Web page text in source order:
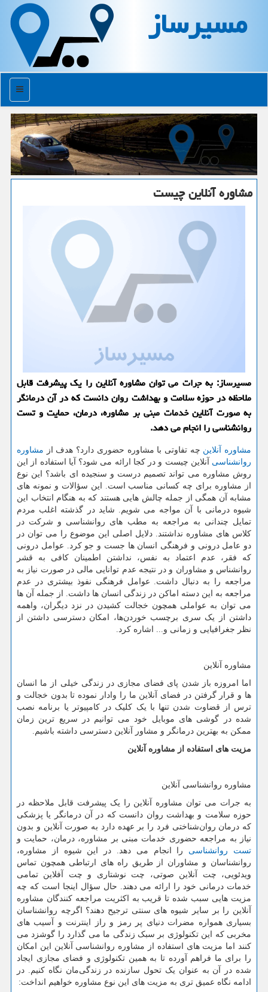
مسیرساز
منو
مشاوره آنلاین چیست
مسیرساز: به جرات می توان مشاوره آنلاین را یك پیشرفت قابل
ملاحظه در حوزه سلامت و بهداشت روان دانست كه در آن درمانگر
به صورت آنلاین خدمات مبنی بر مشاوره، درمان، حمایت و تست
روانشناسی را انجام می دهد.
مشاوره آنلاین چه تفاوتی با مشاوره حضوری دارد؟ هدف از مشاوره
روانشناسی آنلاین چیست و در کجا ارائه می شود؟ آیا استفاده از این
روش مشاوره می تواند تصمیم درست و سنجیده ای باشد؟ این نوع
از مشاوره برای چه کسانی مناسب است. این سؤالات و نمونه های
مشابه آن همگی از جمله چالش هایی هستند که به هنگام انتخاب این
شیوه درمانی با آن مواجه می شویم. شاید در گذشته اغلب مردم
تمایل چندانی به مراجعه به مطب های روانشناسی و شرکت در
کلاس های مشاوره نداشتند. دلایل اصلی این موضوع را می توان در
دو عامل درونی و فرهنگی انسان ها جست و جو کرد. عوامل درونی
که فقر، عدم اعتماد به نفس، نداشتن اطمینان کافی به قشر
روانشناس و مشاوران و در نتیجه عدم توانایی مالی در صورت نیاز به
مراجعه را به دنبال داشت. عوامل فرهنگی نفوذ بیشتری در عدم
مراجعه به این دسته اماکن در زندگی انسان ها داشت. از جمله آن ها
می توان به عواملی همچون خجالت کشیدن در نزد دیگران، واهمه
داشتن از یک سری برچسب خوردن‌ها، امکان دسترسی داشتن از
نظر جغرافیایی و زمانی و... اشاره کرد.
مشاوره آنلاین
اما امروزه باز شدن پای فضای مجازی در زندگی خیلی از ما انسان
ها و قرار گرفتن در فضای آنلاین ما را وادار نموده تا بدون خجالت و
ترس از قضاوت شدن تنها با یک کلیک در کامپیوتر یا برنامه نصب
شده در گوشی های موبایل خود می توانیم در سریع ترین زمان
ممکن به بهترین درمانگر و مشاور آنلاین دسترسی داشته باشیم.
مزیت های استفاده از مشاوره آنلاین
مشاوره روانشناسی آنلاین
به جرات می توان مشاوره آنلاین را یک پیشرفت قابل ملاحظه در
حوزه سلامت و بهداشت روان دانست که در آن درمانگر یا پزشکی
که درمان روان‌شناختی فرد را بر عهده دارد به صورت آنلاین و بدون
نیاز به مراجعه حضوری خدمات مبنی بر مشاوره، درمان، حمایت و
تست روانشناسی را انجام می دهد. در این شیوه از مشاوره،
روانشناسان و مشاوران از طریق راه های ارتباطی همچون تماس
ویدئویی، چت آنلاین صوتی، چت نوشتاری و چت آفلاین تمامی
خدمات درمانی خود را ارائه می دهند. حال سؤال اینجا است که چه
مزیت هایی سبب شده تا قریب به اکثریت مراجعه کنندگان مشاوره
آنلاین را بر سایر شیوه های سنتی ترجیح دهند؟ اگرچه روانشناسان
بسیاری همواره مضرات دنیای پر رمز و راز اینترنت و آسیب های
مخربی که این تکنولوژی بر سبک زندگی ما می گذارد را گوشزد می
کنند اما مزیت های استفاده از مشاوره روانشناسی آنلاین این امکان
را برای ما فراهم آورده تا به همین تکنولوژی و فضای مجازی ایجاد
شده در آن به عنوان یک تحول سازنده در زندگی‌مان نگاه کنیم. در
ادامه نگاه عمیق تری به مزیت های این نوع مشاوره خواهیم انداخت: